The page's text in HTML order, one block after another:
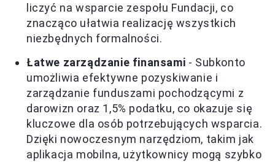
liczyć na wsparcie zespołu Fundacji, co
znacząco ułatwia realizację wszystkich
niezbędnych formalności.
Łatwe zarządzanie finansami - Subkonto
umożliwia efektywne pozyskiwanie i
zarządzanie funduszami pochodzącymi z
darowizn oraz 1,5% podatku, co okazuje się
kluczowe dla osób potrzebujących wsparcia.
Dzięki nowoczesnym narzędziom, takim jak
aplikacja mobilna, użytkownicy mogą szybko